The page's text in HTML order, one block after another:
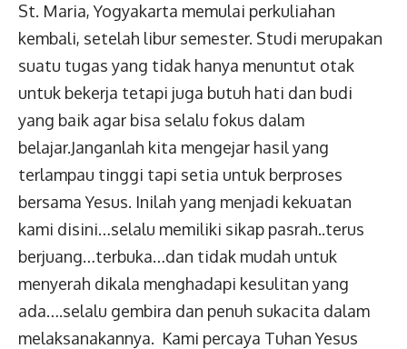
St. Maria, Yogyakarta memulai perkuliahan
kembali, setelah libur semester. Studi merupakan
suatu tugas yang tidak hanya menuntut otak
untuk bekerja tetapi juga butuh hati dan budi
yang baik agar bisa selalu fokus dalam
belajar.Janganlah kita mengejar hasil yang
terlampau tinggi tapi setia untuk berproses
bersama Yesus. Inilah yang menjadi kekuatan
kami disini…selalu memiliki sikap pasrah..terus
berjuang…terbuka…dan tidak mudah untuk
menyerah dikala menghadapi kesulitan yang
ada….selalu gembira dan penuh sukacita dalam
melaksanakannya. Kami percaya Tuhan Yesus